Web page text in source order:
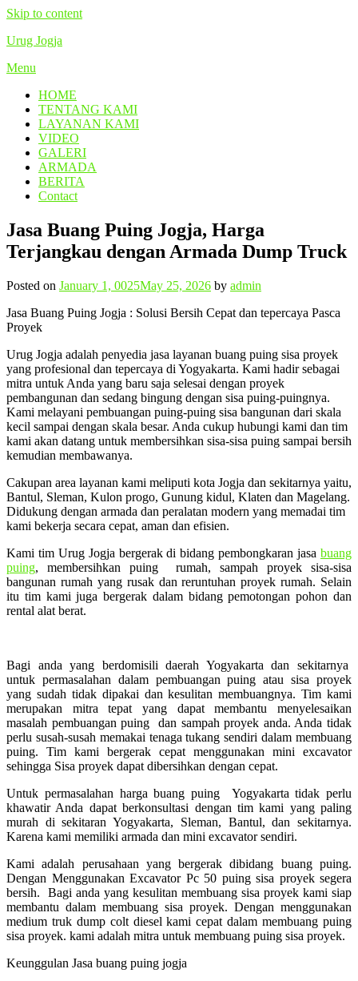
Skip to content
Urug Jogja
Menu
HOME
TENTANG KAMI
LAYANAN KAMI
VIDEO
GALERI
ARMADA
BERITA
Contact
Jasa Buang Puing Jogja, Harga
Terjangkau dengan Armada Dump Truck
Posted on January 1, 0025May 25, 2026 by admin
Jasa Buang Puing Jogja : Solusi Bersih Cepat dan tepercaya Pasca
Proyek
Urug Jogja adalah penyedia jasa layanan buang puing sisa proyek
yang profesional dan tepercaya di Yogyakarta. Kami hadir sebagai
mitra untuk Anda yang baru saja selesai dengan proyek
pembangunan dan sedang bingung dengan sisa puing-puingnya.
Kami melayani pembuangan puing-puing sisa bangunan dari skala
kecil sampai dengan skala besar. Anda cukup hubungi kami dan tim
kami akan datang untuk membersihkan sisa-sisa puing sampai bersih
kemudian membawanya.
Cakupan area layanan kami meliputi kota Jogja dan sekitarnya yaitu,
Bantul, Sleman, Kulon progo, Gunung kidul, Klaten dan Magelang.
Didukung dengan armada dan peralatan modern yang memadai tim
kami bekerja secara cepat, aman dan efisien.
Kami tim Urug Jogja bergerak di bidang pembongkaran jasa buang
puing, membersihkan puing rumah, sampah proyek sisa-sisa
bangunan rumah yang rusak dan reruntuhan proyek rumah. Selain
itu tim kami juga bergerak dalam bidang pemotongan pohon dan
rental alat berat.
Bagi anda yang berdomisili daerah Yogyakarta dan sekitarnya
untuk permasalahan dalam pembuangan puing atau sisa proyek
yang sudah tidak dipakai dan kesulitan membuangnya. Tim kami
merupakan mitra tepat yang dapat membantu menyelesaikan
masalah pembuangan puing dan sampah proyek anda. Anda tidak
perlu susah-susah memakai tenaga tukang sendiri dalam membuang
puing. Tim kami bergerak cepat menggunakan mini excavator
sehingga Sisa proyek dapat dibersihkan dengan cepat.
Untuk permasalahan harga buang puing Yogyakarta tidak perlu
khawatir Anda dapat berkonsultasi dengan tim kami yang paling
murah di sekitaran Yogyakarta, Sleman, Bantul, dan sekitarnya.
Karena kami memiliki armada dan mini excavator sendiri.
Kami adalah perusahaan yang bergerak dibidang buang puing.
Dengan Menggunakan Excavator Pc 50 puing sisa proyek segera
bersih. Bagi anda yang kesulitan membuang sisa proyek kami siap
membantu dalam membuang sisa proyek. Dengan menggunakan
medium truk dump colt diesel kami cepat dalam membuang puing
sisa proyek. kami adalah mitra untuk membuang puing sisa proyek.
Keunggulan Jasa buang puing jogja